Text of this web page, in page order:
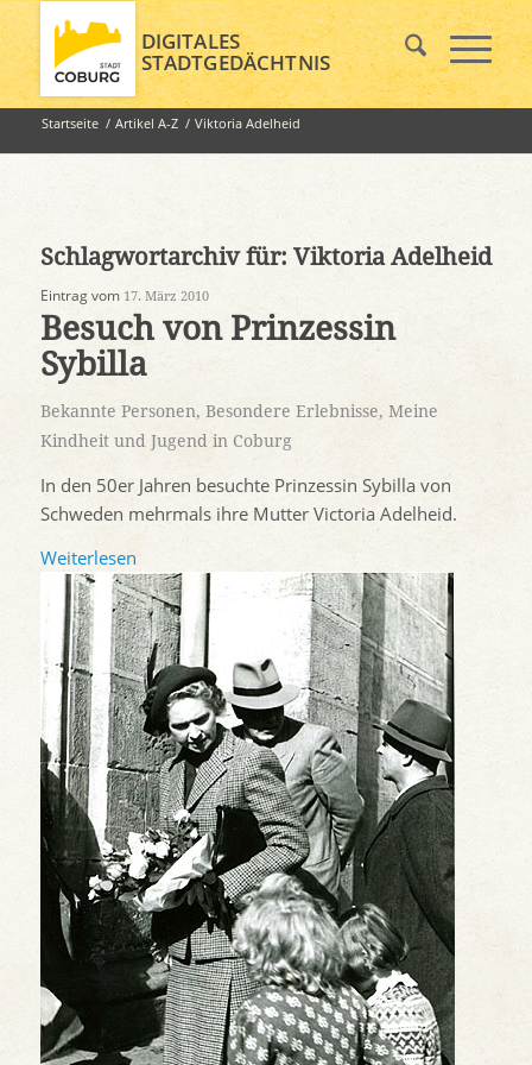
DIGITALES
STADTGEDÄCHTNIS
Startseite / Artikel A-Z / Viktoria Adelheid
Schlagwortarchiv für: Viktoria Adelheid
Eintrag vom 17. März 2010
Besuch von Prinzessin
Sybilla
Bekannte Personen, Besondere Erlebnisse, Meine
Kindheit und Jugend in Coburg
In den 50er Jahren besuchte Prinzessin Sybilla von
Schweden mehrmals ihre Mutter Victoria Adelheid.
Weiterlesen